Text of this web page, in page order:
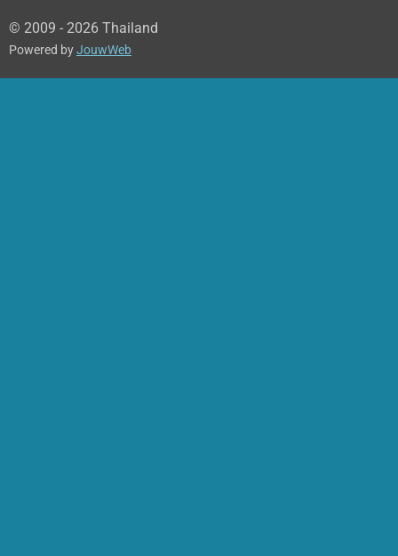
© 2009 - 2026 Thailand
Powered byJouwWeb